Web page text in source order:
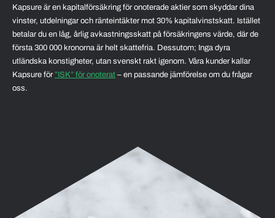
Kapsure är en kapitalförsäkring för onoterade aktier som skyddar dina
vinster, utdelningar och ränteintäkter mot 30% kapitalvinstskatt. Istället
betalar du en låg, årlig avkastningsskatt på försäkringens värde, där de
första 300 000 kronorna är helt skattefria. Dessutom; Inga dyra
utländska konstigheter, utan svenskt rakt igenom. Våra kunder kallar
Kapsure för ”ISK” för onoterat – en passande jämförelse om du frågar
oss.